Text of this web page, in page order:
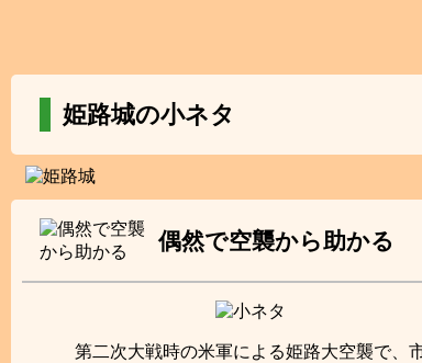
姫路城の小ネタ
偶然で空襲から助かる
第二次大戦時の米軍による姫路大空襲で、